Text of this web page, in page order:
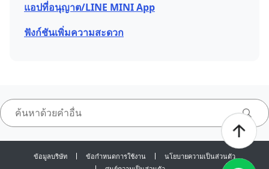
แอปที่อนุญาต/LINE MINI App
ฟังก์ชันเพิ่มความสะดวก
ข้อมูลบริษัท ข้อกำหนดการใช้งาน
นโยบายความเป็นส่วนตัว